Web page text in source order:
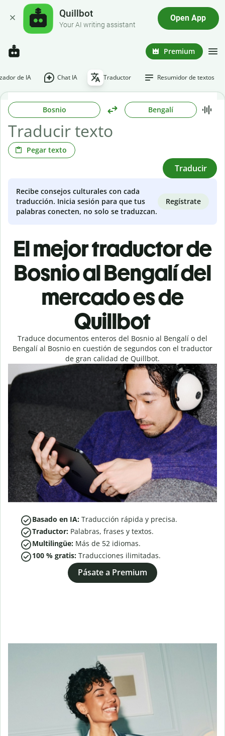
Quillbot
Your AI writing assistant
Open App
Premium
de IA Chat IA Traductor Resumidor de textos
Bosnio Bengalí
Pegar texto
Traducir
Recibe consejos culturales con cada
traducción. Inicia sesión para que tus
palabras conecten, no solo se traduzcan.
Regístrate
El mejor traductor de
Bosnio al Bengalí del
mercado es de
Quillbot
Traduce documentos enteros del Bosnio al Bengalí o del
Bengalí al Bosnio en cuestión de segundos con el traductor
de gran calidad de Quillbot.
Basado en IA: Traducción rápida y precisa.
Traductor: Palabras, frases y textos.
Multilingüe: Más de 52 idiomas.
100 % gratis: Traducciones ilimitadas.
Pásate a Premium